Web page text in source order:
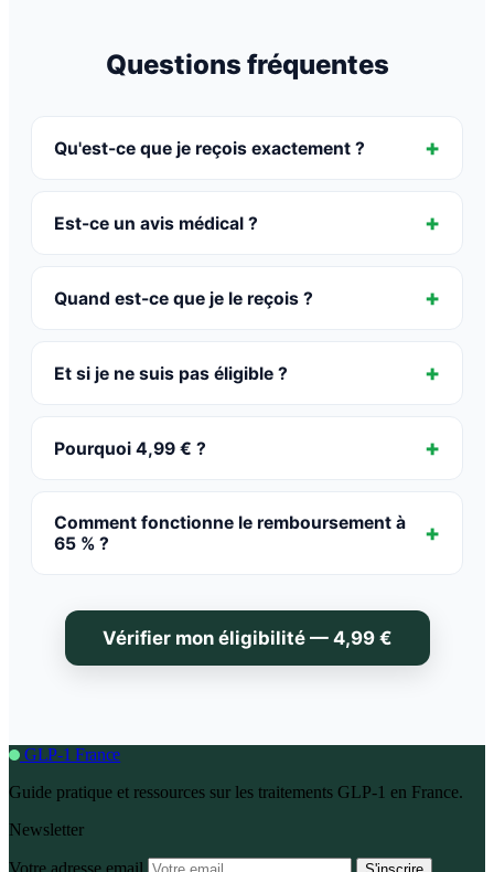
Questions fréquentes
Qu'est-ce que je reçois exactement ?
Est-ce un avis médical ?
Quand est-ce que je le reçois ?
Et si je ne suis pas éligible ?
Pourquoi 4,99 € ?
Comment fonctionne le remboursement à
65 % ?
Vérifier mon éligibilité — 4,99 €
GLP-1 France
Guide pratique et ressources sur les traitements GLP-1 en France.
Newsletter
Votre adresse email